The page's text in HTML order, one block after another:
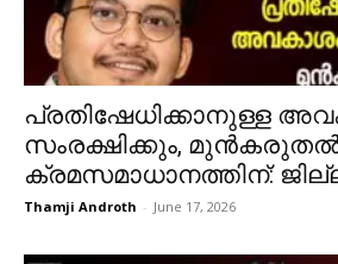
പ്രതിഷേധിക്കാനുള്ള
സംരക്ഷിക്കും,
ക്രമസമാധാനത്തിന്:
Thamji Androth - June 17, 2026